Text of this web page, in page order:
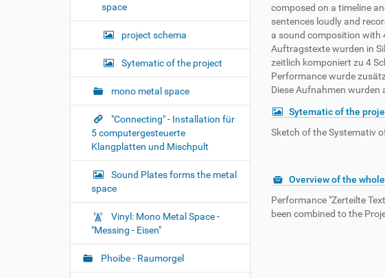
composed on a timeline
sentences loudly and
a sound composition with
Auftragstexte wurden in
zeitlich komponiert zu 4
Performance wurde
Diese Aufnahmen
Sytematic of the
Sketch of the Systemativ
Overview of the
Performance "Zerteilte
been combined to the
space
project schema
Sytematic of the project
mono metal space
"Connecting" - Installation für
5 computergesteuerte
Klangplatten und Mischpult
Sound Plates forms the metal
space
Vinyl: Mono Metal Space -
"Messing - Eisen"
Phoibe - Raumorgel